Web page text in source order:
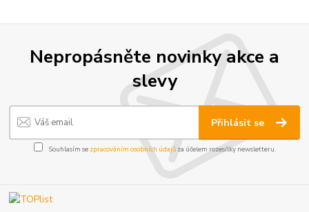
Nepropásněte novinky akce a
slevy
Přihlásit se
Souhlasím se zpracováním osobních údajůza účelem rozesílky newsletteru.